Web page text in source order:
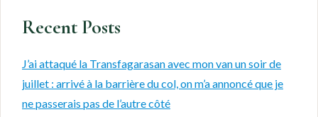
Recent Posts
J’ai attaqué la Transfagarasan avec mon van un soir de
juillet : arrivé à la barrière du col, on m’a annoncé que je
ne passerais pas de l’autre côté